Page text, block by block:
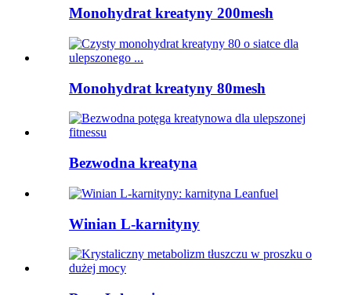
Monohydrat kreatyny 200mesh
Monohydrat kreatyny 80mesh
Bezwodna kreatyna
Winian L-karnityny